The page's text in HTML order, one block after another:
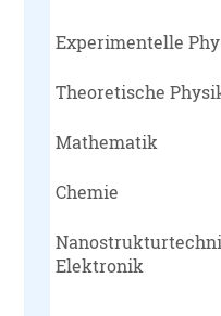
Experimentelle
Theoretische
Mathematik
Chemie
Elektronik